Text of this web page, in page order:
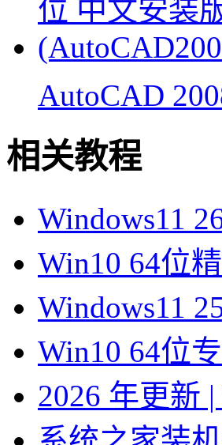
AutoCAD
相关教程
Windows11
Win10 64位
Windows11
Win10 64位
2026 年更新